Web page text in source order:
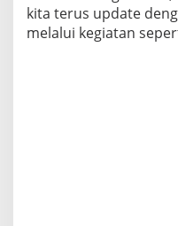
kita terus update
melalui kegiatan